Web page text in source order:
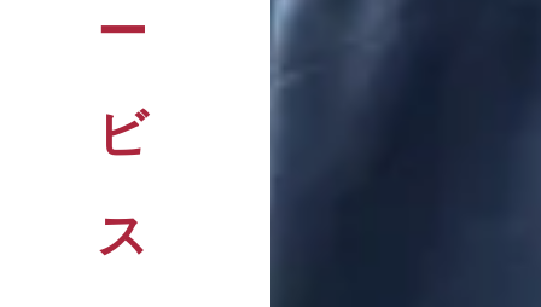
ー
ビ
ス